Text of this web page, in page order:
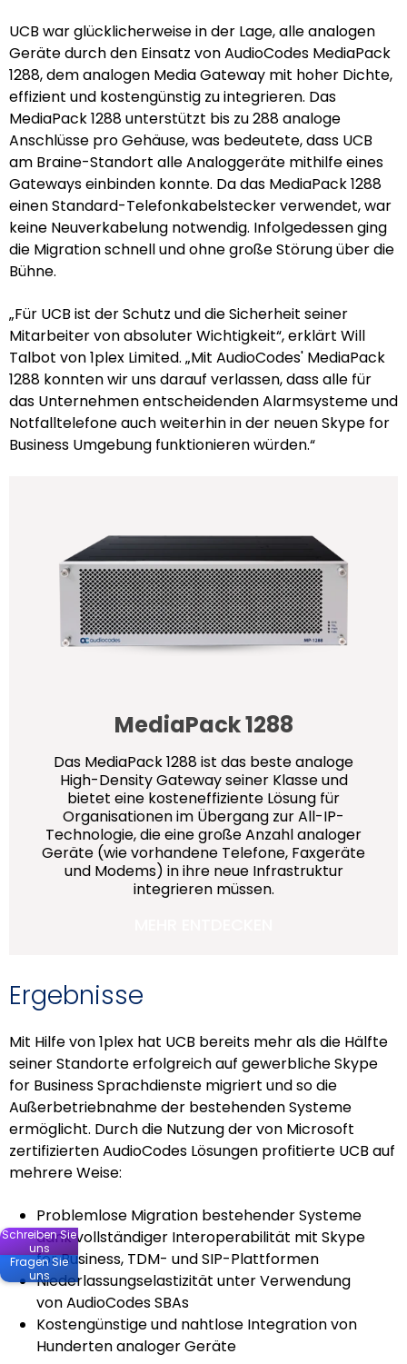
UCB war glücklicherweise in der Lage, alle analogen
Geräte durch den Einsatz von AudioCodes MediaPack
1288, dem analogen Media Gateway mit hoher Dichte,
effizient und kostengünstig zu integrieren. Das
MediaPack 1288 unterstützt bis zu 288 analoge
Anschlüsse pro Gehäuse, was bedeutete, dass UCB
am Braine-Standort alle Analoggeräte mithilfe eines
Gateways einbinden konnte. Da das MediaPack 1288
einen Standard-Telefonkabelstecker verwendet, war
keine Neuverkabelung notwendig. Infolgedessen ging
die Migration schnell und ohne große Störung über die
Bühne.
„Für UCB ist der Schutz und die Sicherheit seiner
Mitarbeiter von absoluter Wichtigkeit“, erklärt Will
Talbot von 1plex Limited. „Mit AudioCodes' MediaPack
1288 konnten wir uns darauf verlassen, dass alle für
das Unternehmen entscheidenden Alarmsysteme und
Notfalltelefone auch weiterhin in der neuen Skype for
Business Umgebung funktionieren würden.“
MediaPack 1288
Das MediaPack 1288 ist das beste analoge
High-Density Gateway seiner Klasse und
bietet eine kosteneffiziente Lösung für
Organisationen im Übergang zur All-IP-
Technologie, die eine große Anzahl analoger
Geräte (wie vorhandene Telefone, Faxgeräte
und Modems) in ihre neue Infrastruktur
integrieren müssen.
Ergebnisse
Mit Hilfe von 1plex hat UCB bereits mehr als die Hälfte
seiner Standorte erfolgreich auf gewerbliche Skype
for Business Sprachdienste migriert und so die
Außerbetriebnahme der bestehenden Systeme
ermöglicht. Durch die Nutzung der von Microsoft
zertifizierten AudioCodes Lösungen profitierte UCB auf
mehrere Weise:
Problemlose Migration bestehender Systeme
dank vollständiger Interoperabilität mit Skype
for Business, TDM- und SIP-Plattformen
Niederlassungselastizität unter Verwendung
von AudioCodes SBAs
Kostengünstige und nahtlose Integration von
Hunderten analoger Geräte
Schreiben Sie
uns
Fragen Sie
uns